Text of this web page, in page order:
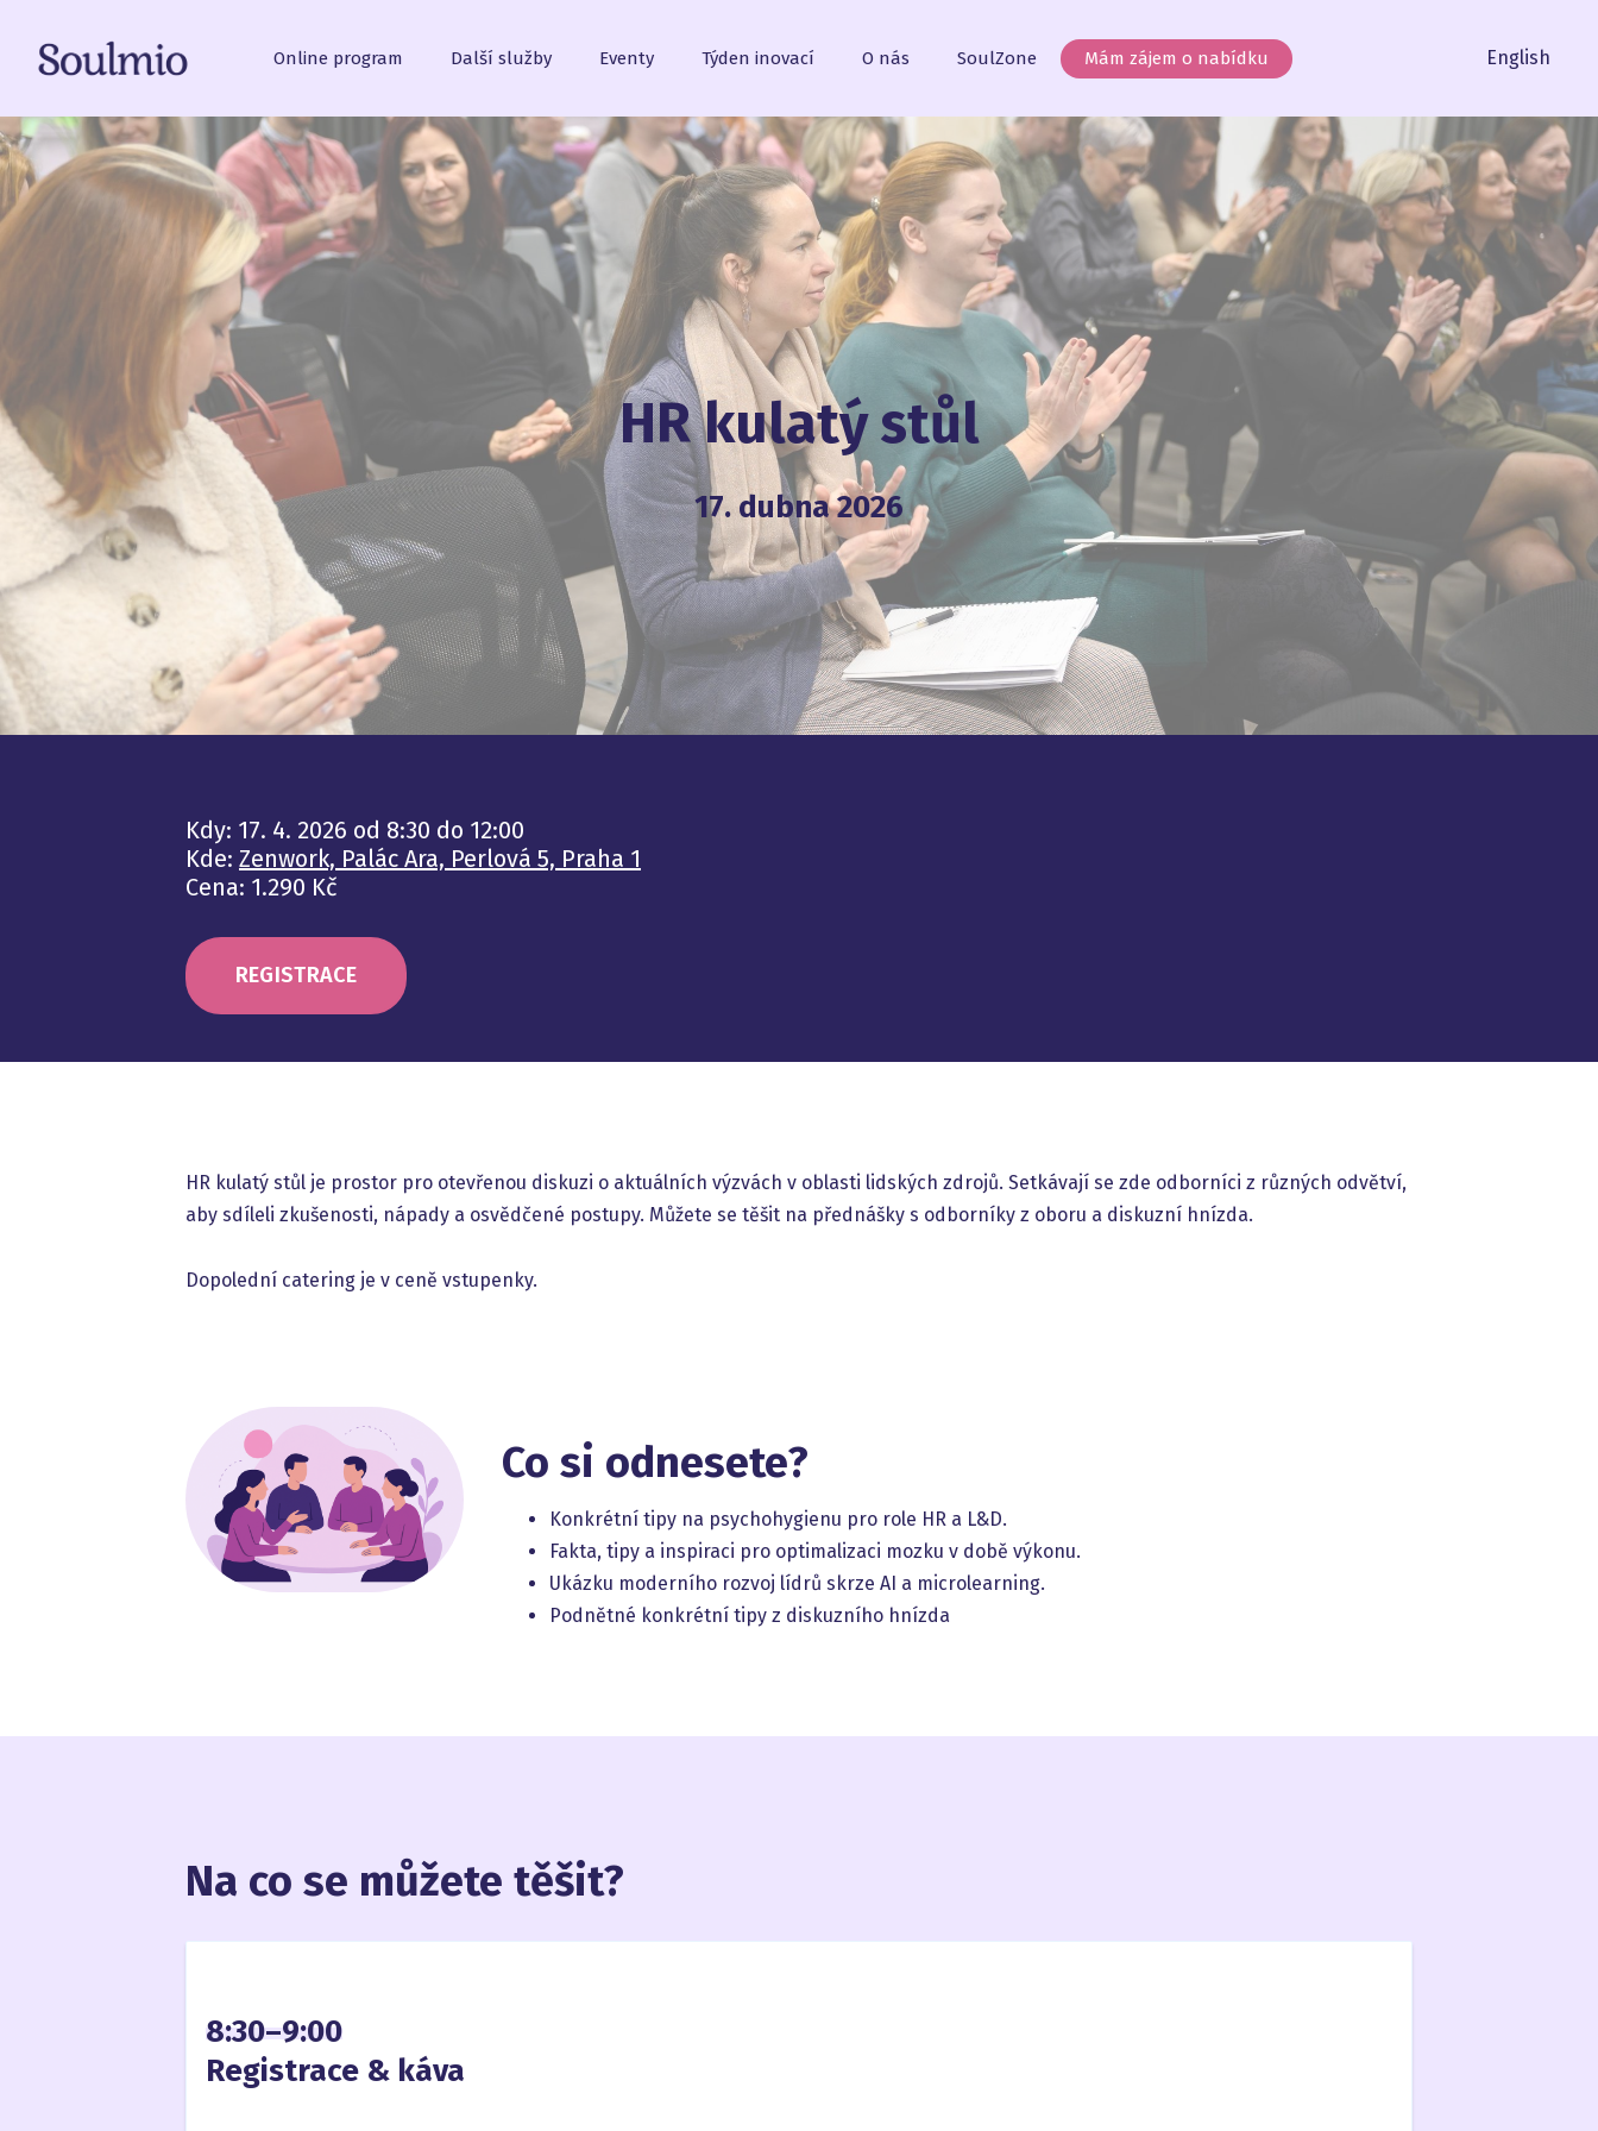
Online program Další služby Eventy Týden inovací O nás SoulZone Mám zájem o nabídku Čeština
English
HR kulatý stůl
17. dubna 2026
Kdy: 17. 4. 2026 od 8:30 do 12:00
Kde: Zenwork, Palác Ara, Perlová 5, Praha 1
Cena: 1.290 Kč
REGISTRACE
HR kulatý stůl je prostor pro otevřenou diskuzi o aktuálních výzvách v oblasti lidských zdrojů. Setkávají se zde odborníci z různých odvětví,
aby sdíleli zkušenosti, nápady a osvědčené postupy. Můžete se těšit na přednášky s odborníky z oboru a diskuzní hnízda.
Dopolední catering je v ceně vstupenky.
Co si odnesete?
Konkrétní tipy na psychohygienu pro role HR a L&D.
Fakta, tipy a inspiraci pro optimalizaci mozku v době výkonu.
Ukázku moderního rozvoj lídrů skrze AI a microlearning.
Podnětné konkrétní tipy z diskuzního hnízda
Na co se můžete těšit?
8:30–9:00
Registrace & káva